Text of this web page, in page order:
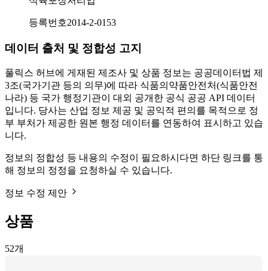
등록번호2014-2-0153
데이터 출처 및 정합성 고지
풀릭스 허브에 게재된 제조사 및 상품 정보는 공공데이터법 제
3조(국가기관 등의 의무)에 따라 식품의약품안전처(식품안전
나라) 등 국가 행정기관이 대외 공개한 공식 공공 API 데이터
입니다. 당사는 산업 정보 제공 및 공익적 편의를 목적으로 정
부 부처가 제공한 원본 행정 데이터를 연동하여 표시하고 있습
니다.
정보의 정합성 등 내용의 수정이 필요하시다면 하단 링크를 통
해 정보의 정정을 요청하실 수 있습니다.
정보 수정 제안
상품
52개